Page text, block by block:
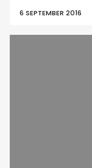
6 SEPTEMBER 2016